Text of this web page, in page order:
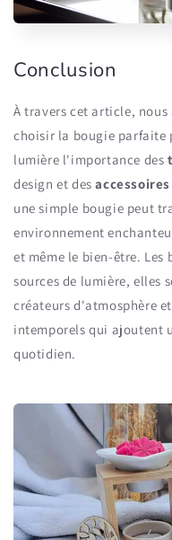
Conclusion
À travers cet article,
choisir la bougie parfaite
lumière l'importance des
design et desaccessoires
une simple bougie peut
environnement
et même le bien-être. Les
sources de lumière, elles
créateurs d'atmosphère
intemporels qui ajoutent
quotidien.